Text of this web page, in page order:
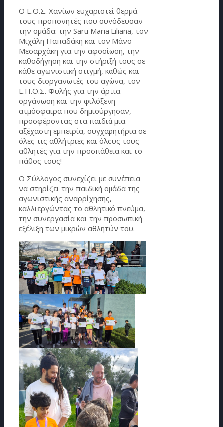
Ο Ε.Ο.Σ. Χανίων ευχαριστεί θερμά
τους προπονητές που συνόδευσαν
την ομάδα: την Saru Maria Liliana, τον
Μιχάλη Παπαδάκη και τον Μάνο
Μεσαρχάκη για την αφοσίωση, την
καθοδήγηση και την στήριξή τους σε
κάθε αγωνιστική στιγμή, καθώς και
τους διοργανωτές του αγώνα, τον
Ε.Π.Ο.Σ. Φυλής για την άρτια
οργάνωση και την φιλόξενη
ατμόσφαιρα που δημιούργησαν,
προσφέροντας στα παιδιά μια
αξέχαστη εμπειρία, συγχαρητήρια σε
όλες τις αθλήτριες και όλους τους
αθλητές για την προσπάθεια και το
πάθος τους!
Ο Σύλλογος συνεχίζει με συνέπεια
να στηρίζει την παιδική ομάδα της
αγωνιστικής αναρρίχησης,
καλλιεργώντας το αθλητικό πνεύμα,
την συνεργασία και την προσωπική
εξέλιξη των μικρών αθλητών του.